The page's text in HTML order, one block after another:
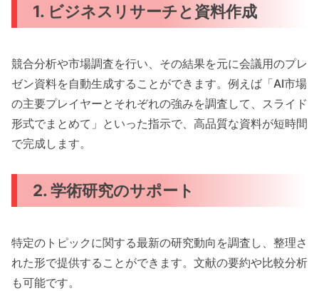
1. ビジネスリサーチと資料作成
競合分析や市場調査を行い、その結果を元に会議用のプレ
ゼン資料を自動生成することができます。例えば「AI市場
の主要プレイヤーとそれぞれの強みを調査して、スライド
形式でまとめて」といった指示で、高品質な資料が短時間
で完成します。
2. 学術研究のサポート
特定のトピックに関する最新の研究動向を調査し、整理さ
れた形で提供することができます。文献の要約や比較分析
も可能です。